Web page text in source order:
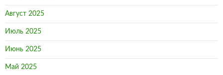
Август 2025
Июль 2025
Июнь 2025
Май 2025